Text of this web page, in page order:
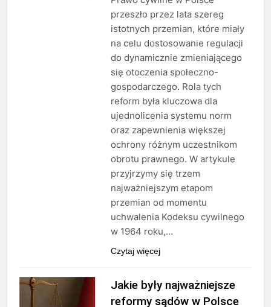
przeszło przez lata szereg
istotnych przemian, które miały
na celu dostosowanie regulacji
do dynamicznie zmieniającego
się otoczenia społeczno-
gospodarczego. Rola tych
reform była kluczowa dla
ujednolicenia systemu norm
oraz zapewnienia większej
ochrony różnym uczestnikom
obrotu prawnego. W artykule
przyjrzymy się trzem
najważniejszym etapom
przemian od momentu
uchwalenia Kodeksu cywilnego
w 1964 roku,…
Czytaj więcej
Jakie były najważniejsze
reformy sądów w Polsce